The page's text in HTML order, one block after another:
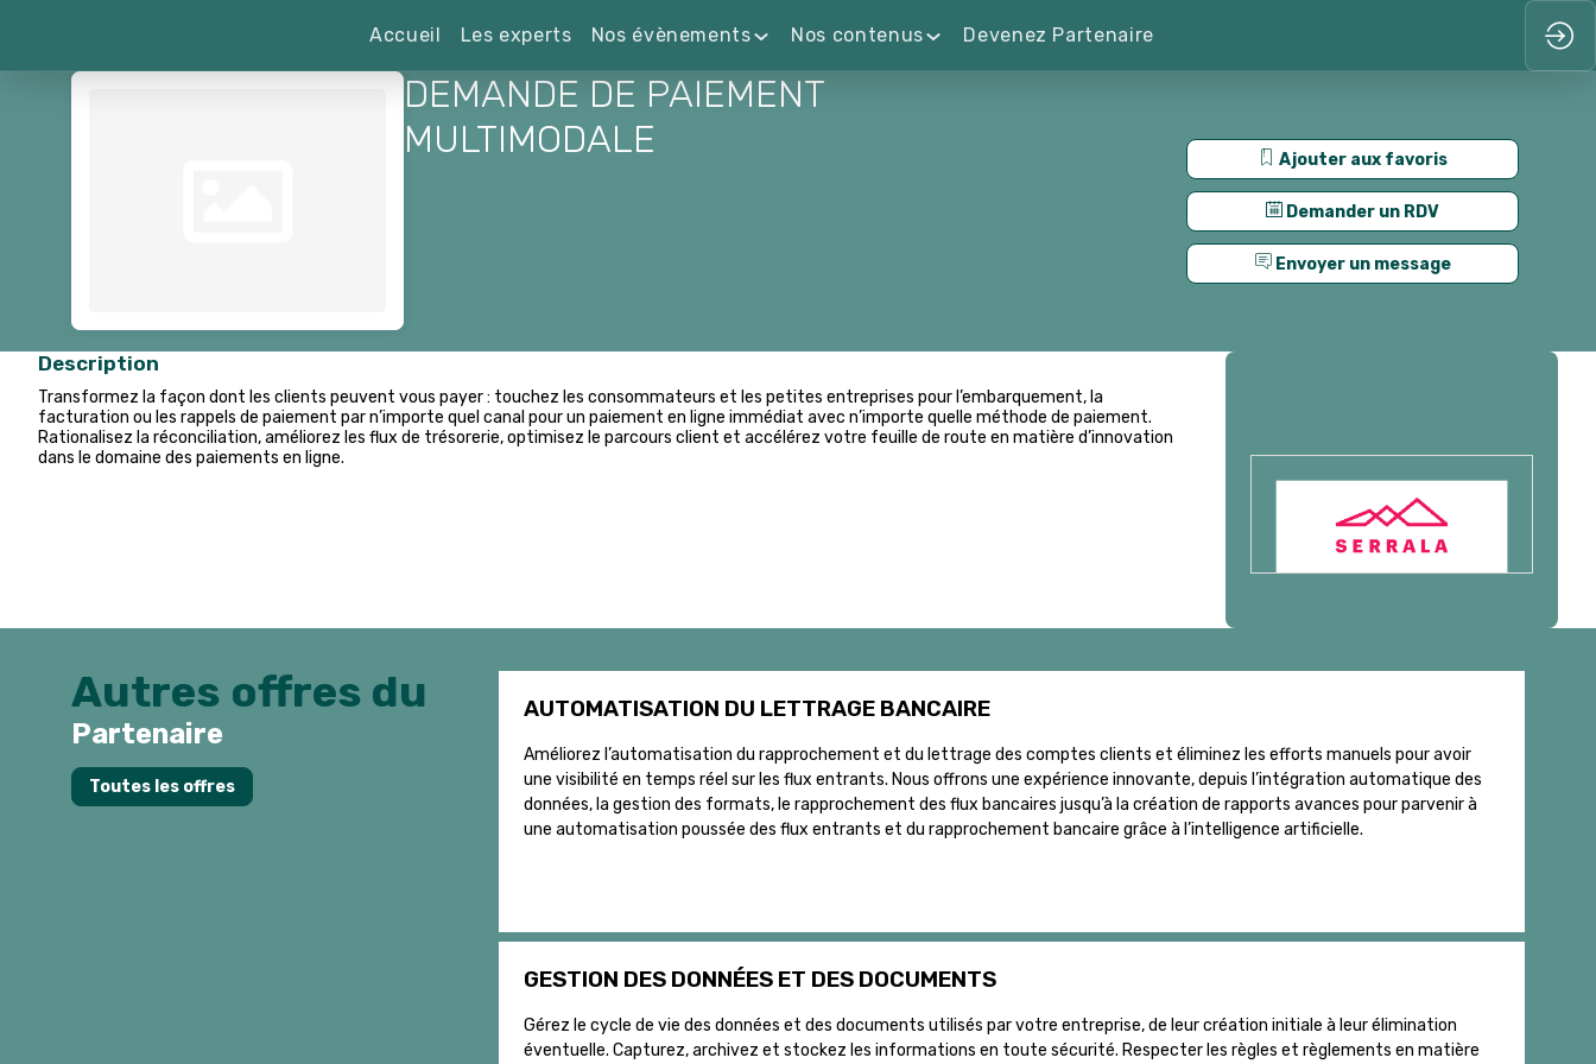
Accueil Les experts Nos évènements Nos contenus Devenez Partenaire
Ajouter aux favoris
Demander un RDV
Envoyer un message
DEMANDE DE PAIEMENT
MULTIMODALE
Description
Transformez la façon dont les clients peuvent vous payer : touchez les consommateurs et les petites entreprises pour l’embarquement, la
facturation ou les rappels de paiement par n’importe quel canal pour un paiement en ligne immédiat avec n’importe quelle méthode de paiement.
Rationalisez la réconciliation, améliorez les flux de trésorerie, optimisez le parcours client et accélérez votre feuille de route en matière d’innovation
dans le domaine des paiements en ligne.
Autres offres du
Partenaire
Toutes les offres
AUTOMATISATION DU LETTRAGE BANCAIRE
Améliorez l’automatisation du rapprochement et du lettrage des comptes clients et éliminez les efforts manuels pour avoir
une visibilité en temps réel sur les flux entrants. Nous offrons une expérience innovante, depuis l’intégration automatique des
données, la gestion des formats, le rapprochement des flux bancaires jusqu’à la création de rapports avances pour parvenir à
une automatisation poussée des flux entrants et du rapprochement bancaire grâce à l’intelligence artificielle.
GESTION DES DONNÉES ET DES DOCUMENTS
Gérez le cycle de vie des données et des documents utilisés par votre entreprise, de leur création initiale à leur élimination
éventuelle. Capturez, archivez et stockez les informations en toute sécurité. Respecter les règles et règlements en matière